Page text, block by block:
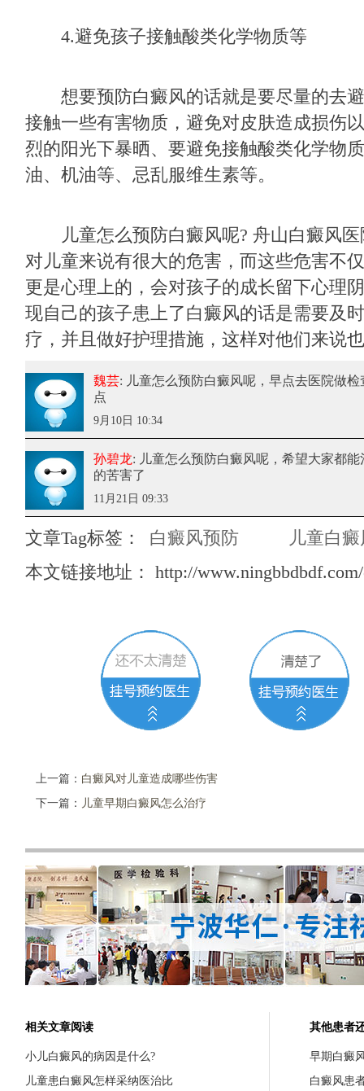
4.避免孩子接触酸类化学物质等
想要预防白癜风的话就是要尽量的去避
接触一些有害物质，避免对皮肤造成损伤
烈的阳光下暴晒、要避免接触酸类化学物
油、机油等、忌乱服维生素等。
儿童怎么预防白癜风呢? 舟山白癜风医
对儿童来说有很大的危害，而这些危害不
更是心理上的，会对孩子的成长留下心理
现自己的孩子患上了白癜风的话是需要及
疗，并且做好护理措施，这样对他们来说
魏芸: 儿童怎么预防白癜风呢，早点去医院做
点
9月10日 10:34
孙碧龙: 儿童怎么预防白癜风呢，希望大家都
的苦害了
11月21日 09:33
文章Tag标签： 白癜风预防
儿童白
本文链接地址： http://
上一篇： 白癜风对儿童造成哪些伤害
下一篇： 儿童早期白癜风怎么治疗
相关文章阅读
小儿白癜风的病因是什么?
儿童患白癜风怎样采纳医治比
其他患者
早期白癜
白癜风患